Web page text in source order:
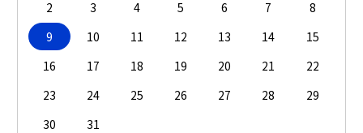
2
3 4 5 6 7
8
9
10 11 12 13 14
15
16
17 18 19 20 21
22
23
24 25 26 27 28
29
30
31